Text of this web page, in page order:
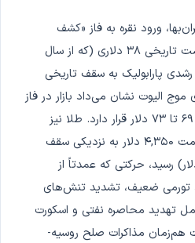
ورود نقره به فاز «کشف
قیمت» پس از شکست مقاومت تاریخی ۳۸ دلاری (که از سال
با رشدی پارابولیک به سقف تاریخی
موج الیوت نشان می‌داد بازار در فاز
پایانی موج صعودی با هدف ۶۹ تا ۷۳ دلار قرار دارد. طلا نیز
به‌موازات نقره، با عبور از مقاومت ۴,۳۵۰ دلار به نزدیکی سقف
خود (حوالی ۴,۳۸۰ دلار) رسید، حرکتی که عمدتاً از
تورمی ضعیف، تشدید تنش‌های
تهدید محاصره نفتی و اسکورت
مذاکرات صلح روسیه-